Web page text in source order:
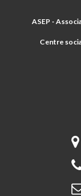
ASEP -
Centre